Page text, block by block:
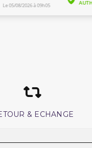
& ECHANGE